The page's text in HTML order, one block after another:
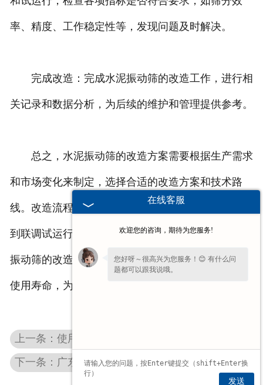
率、精度、工作稳定性等，发现问题及时解决。
完成改造：完成水泥振动筛的改造工作，进行相
关记录和数据分析，为后续的维护和管理提供参考。
总之，水泥振动筛的改造方案需要根据生产需求
和市场变化来制定，选择合适的改造方案和技术路
线。改造流程需要按照一定的步骤进行，从准备材料
到联调试运行，每个环节都需要仔细把握。通过水泥
振动筛的改造，可以提升设备性能和效率，延长设备
使用寿命，为生产和市场需求的变化提供有力支持。
下一条：广东医药振动筛检查标准
在线客服
欢迎您的咨询，期待为您服务!
您好呀～很高兴为您服务！😊 有什么问
题都可以跟我说哦。
发送